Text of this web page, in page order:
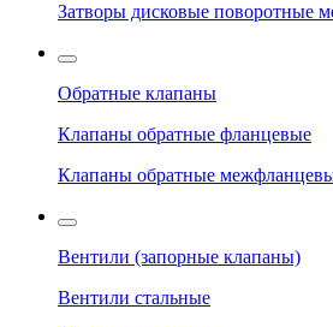
Затворы дисковые поворотные
Обратные клапаны
Клапаны обратные фланцевые
Клапаны обратные
Вентили (запорные клапаны)
Вентили стальные